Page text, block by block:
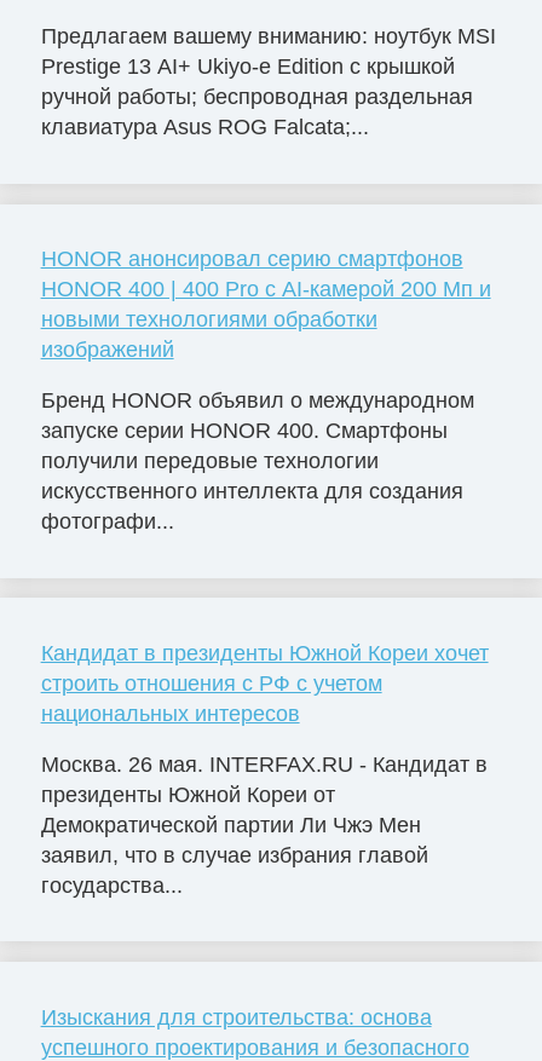
Предлагаем вашему вниманию: ноутбук MSI
Prestige 13 AI+ Ukiyo-e Edition с крышкой
ручной работы; беспроводная раздельная
клавиатура Asus ROG Falcata;...
HONOR анонсировал серию смартфонов
HONOR 400 | 400 Pro с AI-камерой 200 Мп и
новыми технологиями обработки
изображений
Бренд HONOR объявил о международном
запуске серии HONOR 400. Смартфоны
получили передовые технологии
искусственного интеллекта для создания
фотографи...
Кандидат в президенты Южной Кореи хочет
строить отношения с РФ с учетом
национальных интересов
Москва. 26 мая. INTERFAX.RU - Кандидат в
президенты Южной Кореи от
Демократической партии Ли Чжэ Мен
заявил, что в случае избрания главой
государства...
Изыскания для строительства: основа
успешного проектирования и безопасного